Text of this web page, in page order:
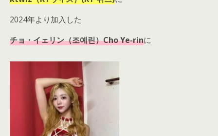
2024年より加入した
チョ・イェリン（조예린）Cho Ye-rinに